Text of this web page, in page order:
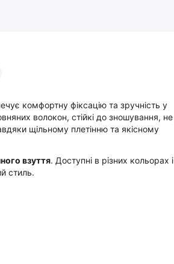
комфортну фіксацію та зручність у
волокон, стійкі до зношування, не
щільному плетінню та якісному
взуття. Доступні в різних кольорах і
стиль.